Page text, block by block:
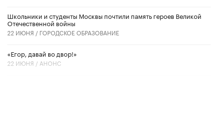
Школьники и студенты Москвы почтили память героев Великой
Отечественной войны
22 ИЮНЯ / ГОРОДСКОЕ ОБРАЗОВАНИЕ
«Егор, давай во двор!»
22 ИЮНЯ / АНОНС